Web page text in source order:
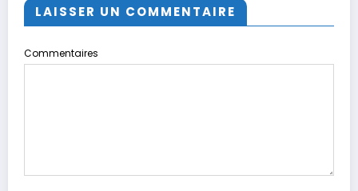
LAISSER UN COMMENTAIRE
Commentaires